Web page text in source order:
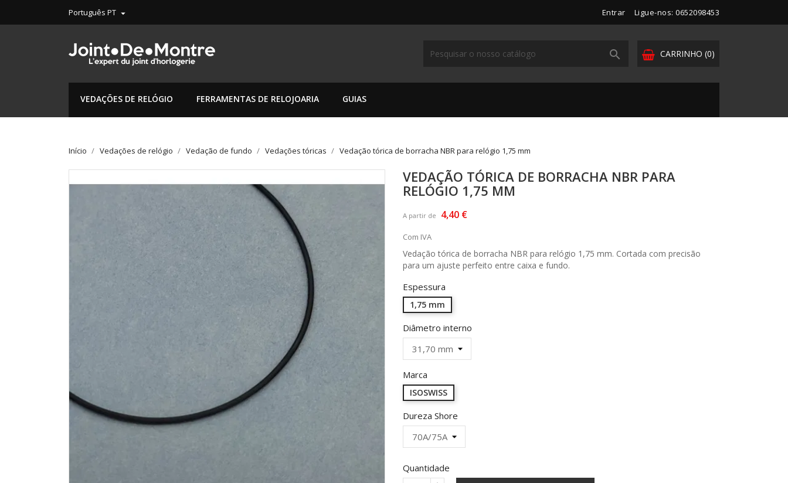
Português PT  Entrar Ligue-nos: 0652098453
CARRINHO (0)

VEDAÇÕES DE RELÓGIO FERRAMENTAS DE RELOJOARIA GUIAS
Início Vedações de relógio Vedação de fundo Vedações tóricas Vedação tórica de borracha NBR para relógio 1,75 mm
VEDAÇÃO TÓRICA DE BORRACHA NBR PARA
RELÓGIO 1,75 MM
A partir de 4,40 €
Com IVA
Vedação tórica de borracha NBR para relógio 1,75 mm. Cortada com precisão
para um ajuste perfeito entre caixa e fundo.
Espessura
1,75 mm
Diâmetro interno
Marca
ISOSWISS
Dureza Shore
Quantidade